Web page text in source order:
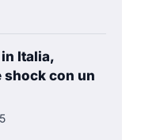
Italia,
shock con un